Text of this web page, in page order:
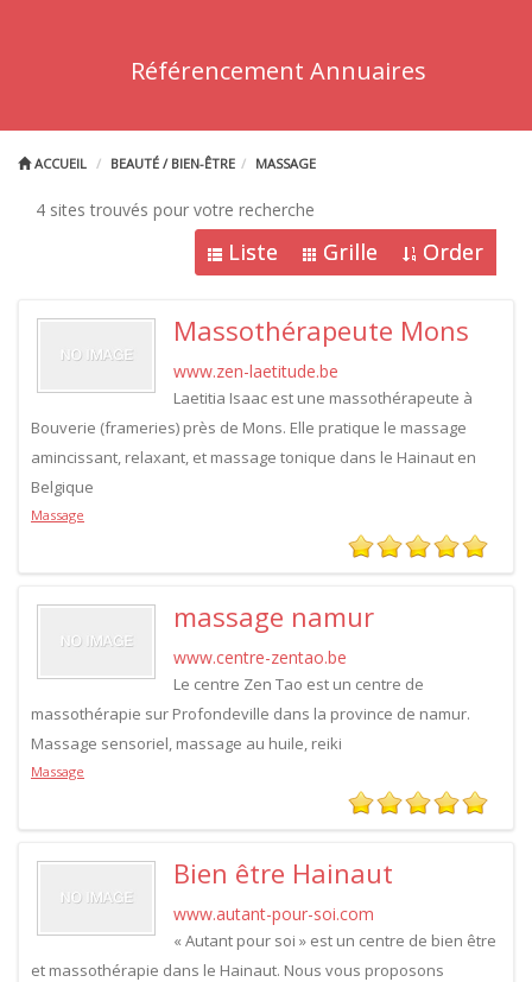
Référencement Annuaires
ACCUEIL BEAUTÉ / BIEN-ÊTRE MASSAGE
4 sites trouvés pour votre recherche
Liste Grille Order
Massothérapeute Mons
www.zen-laetitude.be
Laetitia Isaac est une massothérapeute à
Bouverie (frameries) près de Mons. Elle pratique le massage
amincissant, relaxant, et massage tonique dans le Hainaut en
Belgique
Massage
massage namur
www.centre-zentao.be
Le centre Zen Tao est un centre de
massothérapie sur Profondeville dans la province de namur.
Massage sensoriel, massage au huile, reiki
Massage
Bien être Hainaut
www.autant-pour-soi.com
« Autant pour soi » est un centre de bien être
et massothérapie dans le Hainaut. Nous vous proposons